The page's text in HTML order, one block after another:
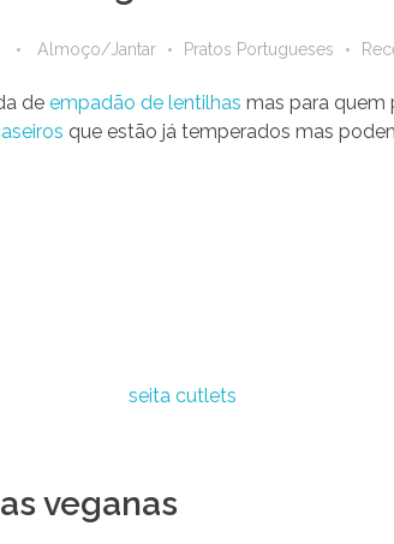
Almoço/Jantar Pratos Portugueses
de empadão de lentilhas mas para quem
que estão já temperados mas
veganas